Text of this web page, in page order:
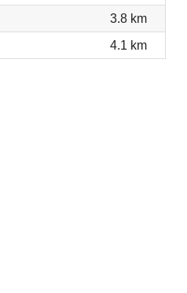
3.8 km
4.1 km